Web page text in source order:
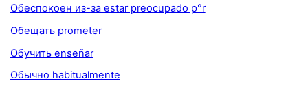
Обеспокоен из-за estar preocupado p°r
Обещать prometer
Обучить enseñar
Обычно habitualmente